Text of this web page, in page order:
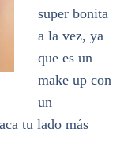
super bonita
a la vez, ya
que es un
make up con
un
tu lado más